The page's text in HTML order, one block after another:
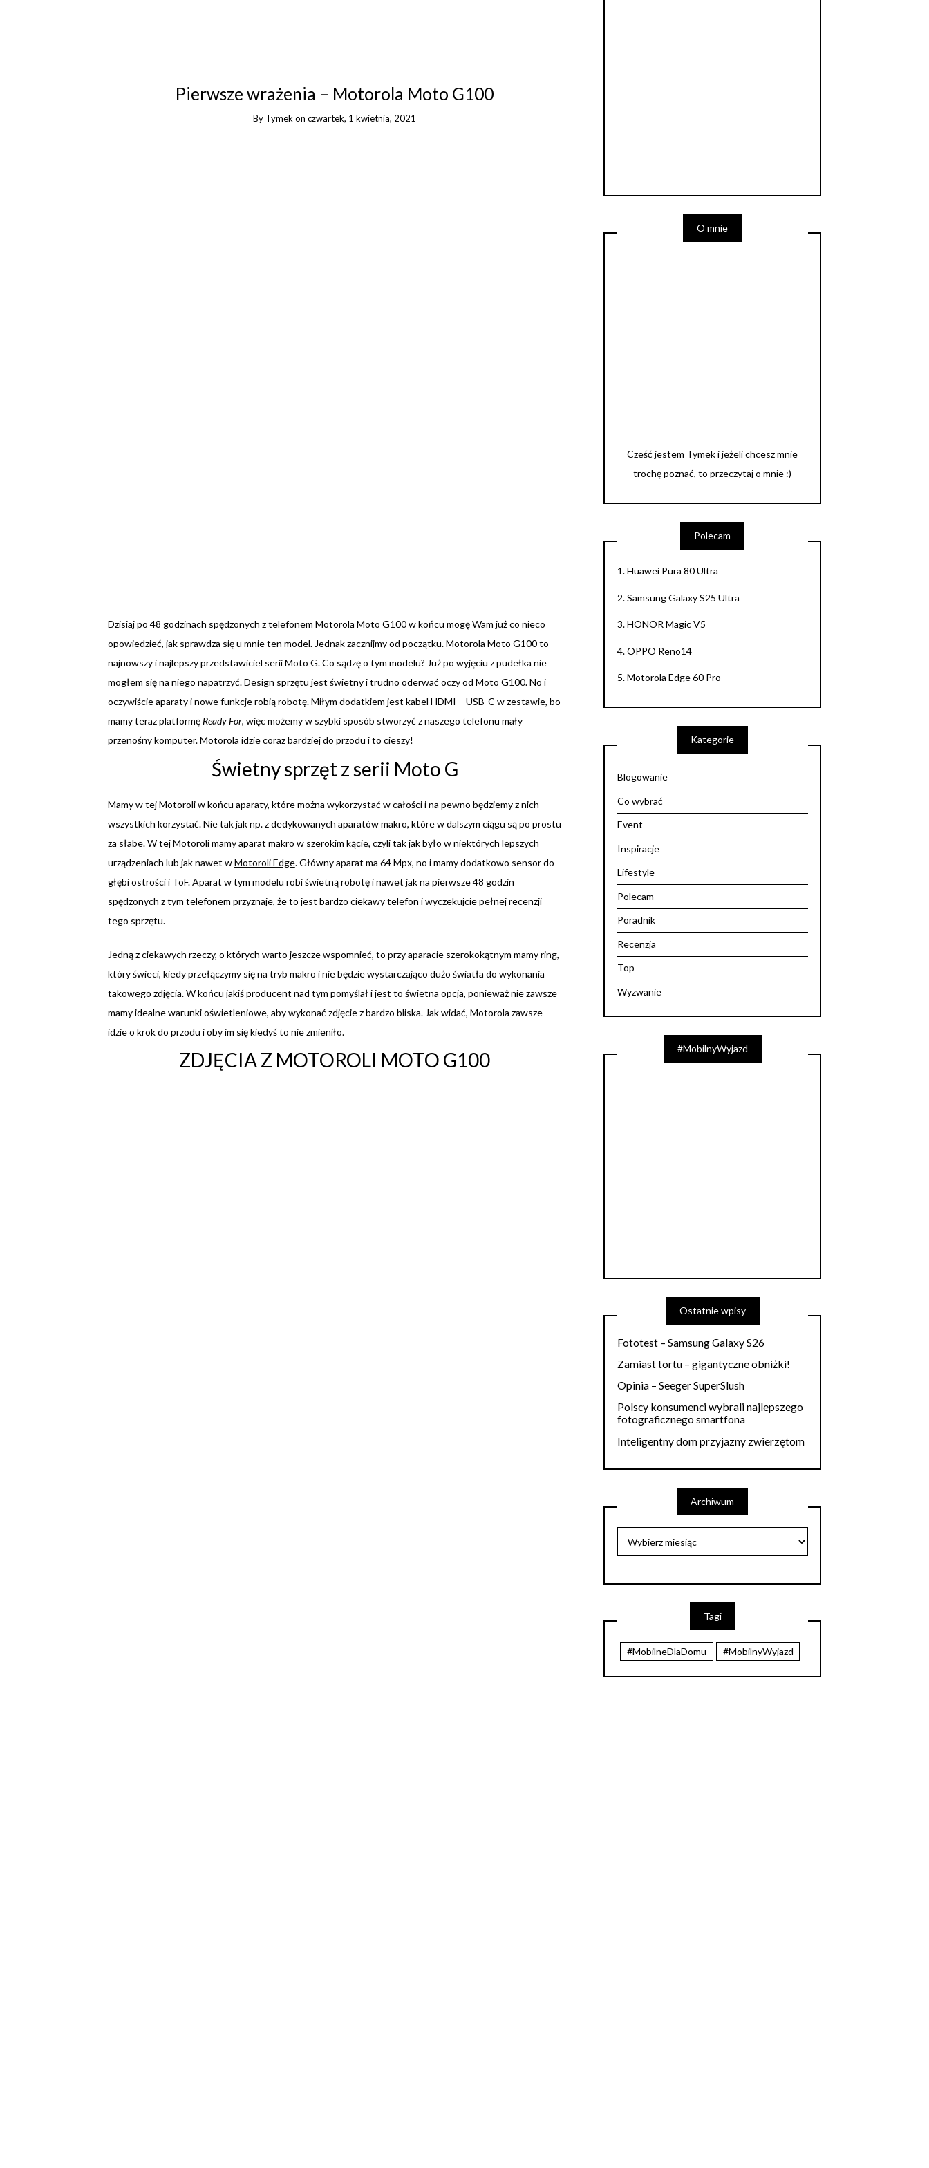
Pierwsze wrażenia – Motorola Moto G100
By Tymek onczwartek, 1 kwietnia, 2021
Dzisiaj po 48 godzinach spędzonych z telefonem Motorola Moto G100 w końcu mogę Wam już co nieco
opowiedzieć, jak sprawdza się u mnie ten model. Jednak zacznijmy od początku. Motorola Moto G100 to
najnowszy i najlepszy przedstawiciel serii Moto G. Co sądzę o tym modelu? Już po wyjęciu z pudełka nie
mogłem się na niego napatrzyć. Design sprzętu jest świetny i trudno oderwać oczy od Moto G100. No i
oczywiście aparaty i nowe funkcje robią robotę. Miłym dodatkiem jest kabel HDMI – USB-C w zestawie, bo
mamy teraz platformę Ready For, więc możemy w szybki sposób stworzyć z naszego telefonu mały
przenośny komputer. Motorola idzie coraz bardziej do przodu i to cieszy!
Świetny sprzęt z serii Moto G
Mamy w tej Motoroli w końcu aparaty, które można wykorzystać w całości i na pewno będziemy z nich
wszystkich korzystać. Nie tak jak np. z dedykowanych aparatów makro, które w dalszym ciągu są po prostu
za słabe. W tej Motoroli mamy aparat makro w szerokim kącie, czyli tak jak było w niektórych lepszych
urządzeniach lub jak nawet wMotoroli Edge. Główny aparat ma 64 Mpx, no i mamy dodatkowo sensor do
głębi ostrości i ToF. Aparat w tym modelu robi świetną robotę i nawet jak na pierwsze 48 godzin
spędzonych z tym telefonem przyznaje, że to jest bardzo ciekawy telefon i wyczekujcie pełnej recenzji
tego sprzętu.
Jedną z ciekawych rzeczy, o których warto jeszcze wspomnieć, to przy aparacie szerokokątnym mamy ring,
który świeci, kiedy przełączymy się na tryb makro i nie będzie wystarczająco dużo światła do wykonania
takowego zdjęcia. W końcu jakiś producent nad tym pomyślał i jest to świetna opcja, ponieważ nie zawsze
mamy idealne warunki oświetleniowe, aby wykonać zdjęcie z bardzo bliska. Jak widać, Motorola zawsze
idzie o krok do przodu i oby im się kiedyś to nie zmieniło.
ZDJĘCIA Z MOTOROLI MOTO G100
O mnie
Cześć jestem Tymek i jeżeli chcesz mnie
trochę poznać, to przeczytaj o mnie :)
Polecam
1.Huawei Pura 80 Ultra
2.Samsung Galaxy S25 Ultra
3.HONOR Magic V5
4.OPPO Reno14
5.Motorola Edge 60 Pro
Kategorie
Blogowanie
Co wybrać
Event
Inspiracje
Lifestyle
Polecam
Poradnik
Recenzja
Top
Wyzwanie
#MobilnyWyjazd
Ostatnie wpisy
Fototest – Samsung Galaxy S26
Zamiast tortu – gigantyczne obniżki!
Opinia – Seeger SuperSlush
Polscy konsumenci wybrali najlepszego
fotograficznego smartfona
Inteligentny dom przyjazny zwierzętom
Archiwum
Tagi
#MobilneDlaDomu #MobilnyWyjazd